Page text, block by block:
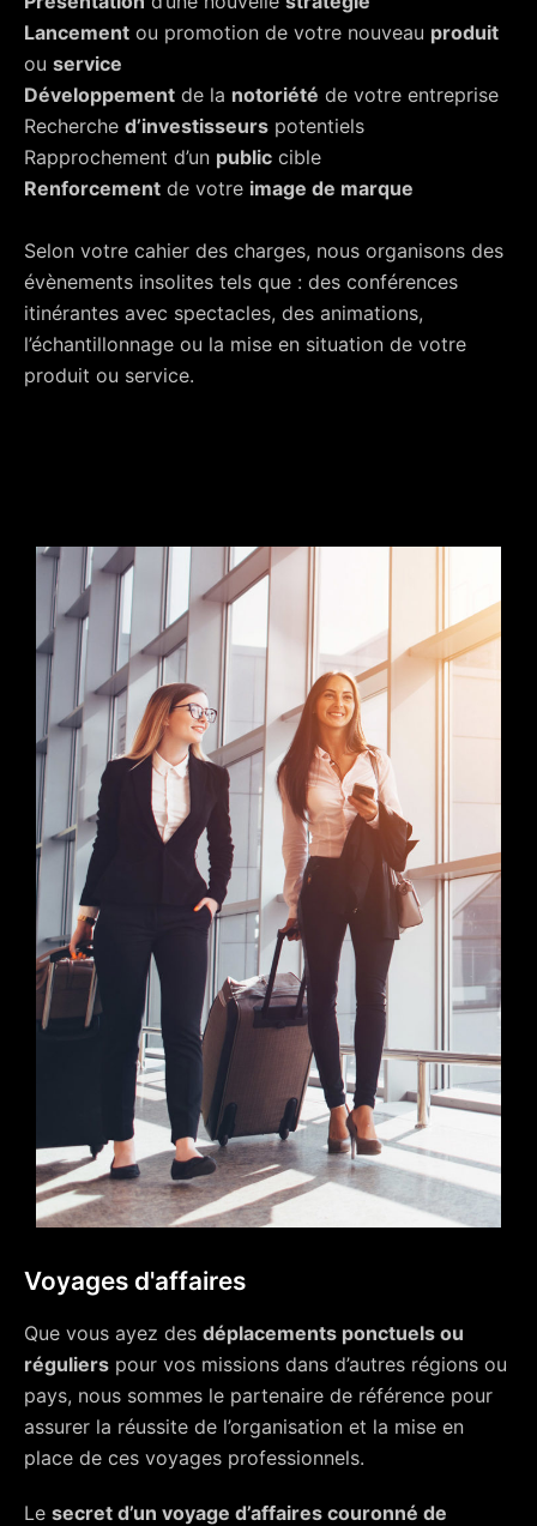
Lancement ou promotion de votre nouveau produit
ou service
Développement de la notoriété de votre entreprise
Recherche d’investisseurs potentiels
Rapprochement d’un public cible
Renforcement de votre image de marque
Selon votre cahier des charges, nous organisons des
évènements insolites tels que : des conférences
itinérantes avec spectacles, des animations,
l’échantillonnage ou la mise en situation de votre
produit ou service.
Voyages d'affaires
Que vous ayez des déplacements ponctuels ou
réguliers pour vos missions dans d’autres régions ou
pays, nous sommes le partenaire de référence pour
assurer la réussite de l’organisation et la mise en
place de ces voyages professionnels.
Le secret d’un voyage d’affaires couronné de